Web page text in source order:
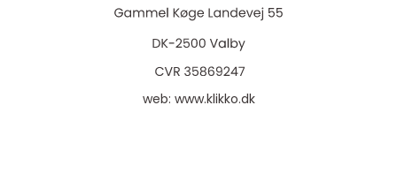
web: www.klikko.dk